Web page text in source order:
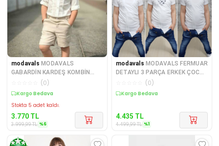
modavals MODAVALS
GABARDİN KARDEŞ KOMBİN
ŞORTLU ERKEK ÇOCUK TAKIM
(0)
Kargo Bedava
Stokta 5 adet kaldı.
3.770 TL
3.999,99TL %6
modavals MODAVALS FERMUAR
DETAYLI 3 PARÇA ERKEK ÇOCUK
KOT TAKIM
(0)
Kargo Bedava
4.435 TL
4.499,99TL %1